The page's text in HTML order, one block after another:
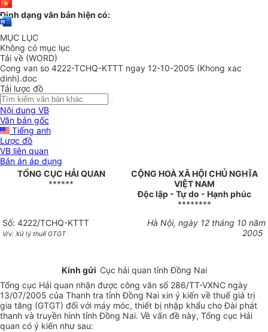
Định dạng văn bản hiện có:
MỤC LỤC
Không có mục lục
Tải về (WORD)
Cong van so 4222-TCHQ-KTTT ngay 12-10-2005 (Khong xac
dinh).doc
Tải lược đồ
Nội dung VB
Văn bản gốc
Tiếng anh
Lược đồ
VB liên quan
Bản án áp dụng
TỔNG CỤC HẢI QUAN
******
CỘNG HOÀ XÃ HỘI CHỦ NGHĨA
VIỆT NAM
Độc lập - Tự do - Hạnh phúc
********
Số: 4222/TCHQ-KTTT
V/v: Xử lý thuế GTGT
Hà Nội, ngày 12 tháng 10 năm
2005
Kính gửi Cục hải quan tỉnh Đồng Nai
Tổng cục Hải quan nhận được công văn số 286/TT-VXNC ngày
13/07/2005 của Thanh tra tỉnh Đồng Nai xin ý kiến về thuế giá trị
gia tăng (GTGT) đối với máy móc, thiết bị nhập khẩu cho Đài phát
thanh và truyền hình tỉnh Đồng Nai. Về vấn đề này, Tổng cục Hải
quan có ý kiến như sau: